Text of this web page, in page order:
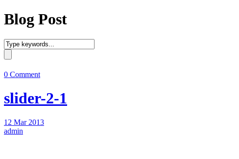
Blog Post
0 Comment
slider-2-1
12 Mar 2013
admin